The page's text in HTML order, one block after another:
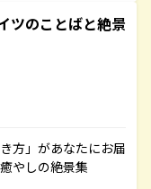
ツのことばと絶景
方」があなたにお届
やしの絶景集